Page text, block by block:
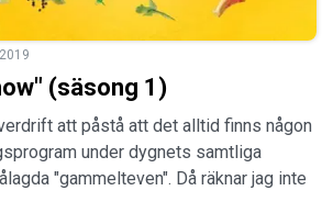
(säsong 1)
att påstå att det alltid finns någon
under dygnets samtliga
"gammelteven". Då räknar jag inte